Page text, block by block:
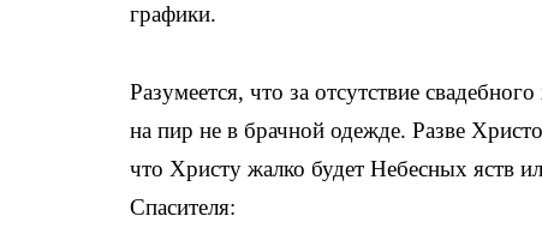
графики.
Разумеется, что за отсутствие
на пир не в брачной одежде. Разве
что Христу жалко будет Небесных яств
Спасителя: